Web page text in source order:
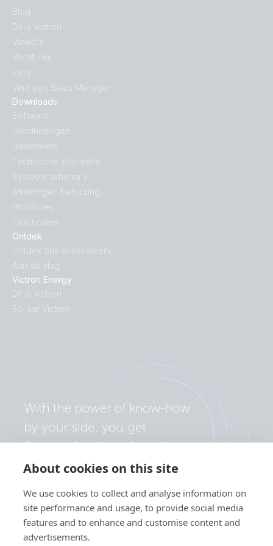
About cookies on this site
We use cookies to collect and analyse information on
site performance and usage, to provide social media
features and to enhance and customise content and
advertisements.
Gel Deep Cycle Battery 12V 60Ah
Gel Deep Cycle Battery 12V 90Ah
12V 230Ah AGM Super Cycle Battery (front)
12V 230Ah AGM Super Cycle Battery (right)
12V 38Ah AGM Super Cycle Battery (front)
12V 60Ah AGM Super Cycle Battery (front)
12V 60Ah AGM Super Cycle Battery (right)
12V 8Ah AGM Deep Cycle Battery (front)
12V 8Ah AGM Deep Cycle Battery (left)
12V 8Ah AGM Deep Cycle Battery (right)
12V 90Ah AGM Deep Cycle (front-angle)
12V 90Ah AGM Deep Cycle (front)
12V 90Ah AGM Deep Cycle Batt M6 (plus bolt)
Ontdek
Ontdek ons ecosysteem
Aan de slag
Victron Energy
Dit is Victron
50 jaar Victron
Downloads
Software
Handleidingen
Datasheets
Technische informatie
Systeem schema's
Afmetingen behuizing
Brochures
Certificaten
Blog
Dit is Victron
Video's
Vacatures
Pers
Vind een Sales Manager